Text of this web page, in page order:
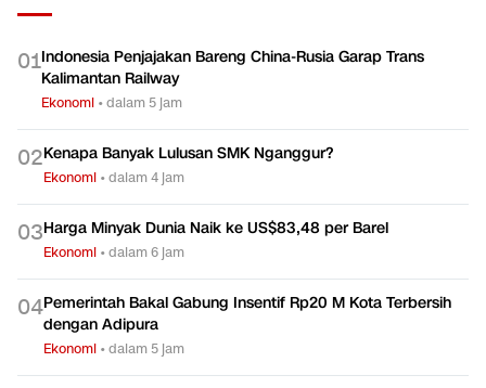
01Indonesia Penjajakan Bareng China-Rusia Garap Trans
Kalimantan Railway
Ekonomi •dalam 5 jam
02Kenapa Banyak Lulusan SMK Nganggur?
Ekonomi •dalam 4 jam
03Harga Minyak Dunia Naik ke US$83,48 per Barel
Ekonomi •dalam 6 jam
04Pemerintah Bakal Gabung Insentif Rp20 M Kota Terbersih
dengan Adipura
Ekonomi •dalam 5 jam